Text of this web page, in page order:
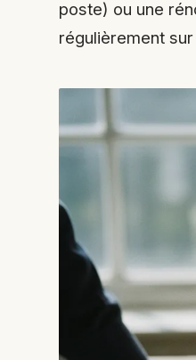
poste) ou une
régulièrement